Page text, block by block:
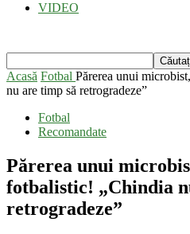
VIDEO
Acasă Fotbal Părerea unui
nu are timp să retrogradeze”
Fotbal
Recomandate
Părerea unui
fotbalistic! „Chindia
retrogradeze”